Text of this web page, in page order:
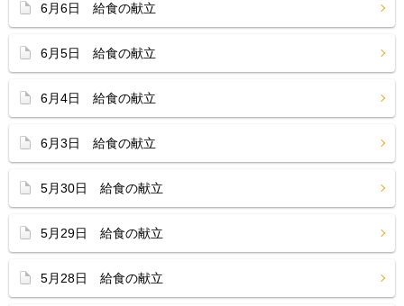
6月6日 給食の献立
6月5日 給食の献立
6月4日 給食の献立
6月3日 給食の献立
5月30日 給食の献立
5月29日 給食の献立
5月28日 給食の献立